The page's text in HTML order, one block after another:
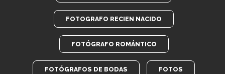
FOTOGRAFO RECIEN NACIDO
FOTÓGRAFO ROMÁNTICO
FOTÓGRAFOS DE BODAS FOTOS